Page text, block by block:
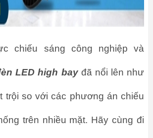
chiếu sáng công nghiệp và
LED high bayđã nổi lên như
trội so với các phương án chiếu
trên nhiều mặt. Hãy cùng đi